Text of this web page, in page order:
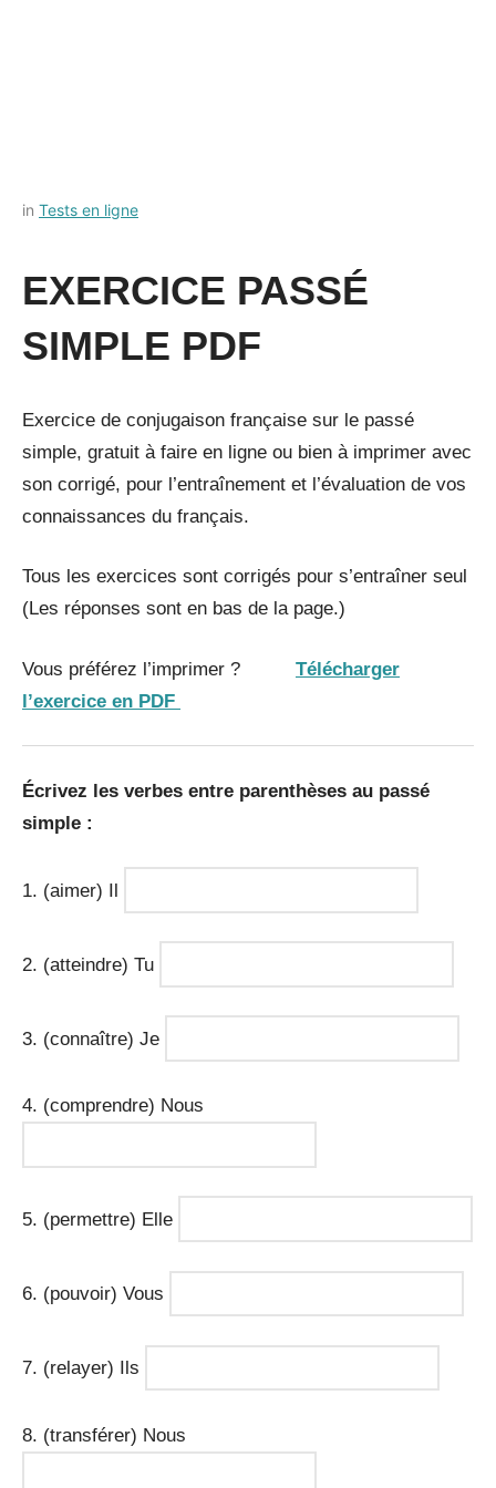
Posted
juillet
by
in Tests en ligne
EXERCICE PASSÉ
SIMPLE PDF
Exercice de conjugaison française sur le passé
simple, gratuit à faire en ligne ou bien à imprimer avec
son corrigé, pour l’entraînement et l’évaluation de vos
connaissances du français.
Tous les exercices sont corrigés pour s’entraîner seul
(Les réponses sont en bas de la page.)
Vous préférez l’imprimer ? Télécharger
l’exercice en PDF
Écrivez les verbes entre parenthèses au passé
simple :
1. (aimer) Il
2. (atteindre) Tu
3. (connaître) Je
4. (comprendre) Nous
5. (permettre) Elle
6. (pouvoir) Vous
7. (relayer) Ils
8. (transférer) Nous